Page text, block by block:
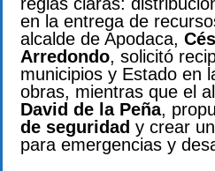
en la entrega de
alcalde de Apodaca,
Arredondo, solicitó
municipios y Estado en
obras, mientras que el
David de la Peña,
de seguridad y crear un
para emergencias y